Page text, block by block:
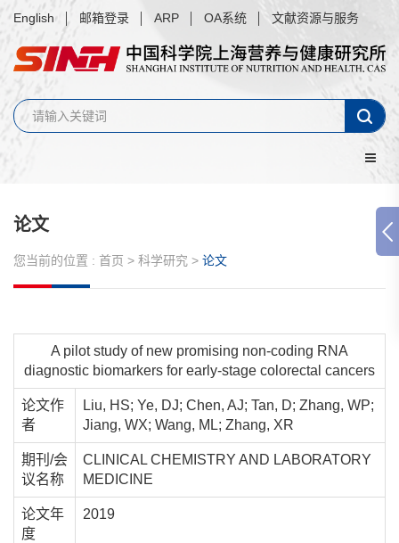
English 邮箱登录 ARP OA系统 文献资源与服务
论文
您当前的位置 : 首页 > 科学研究 > 论文
A pilot study of new promising non-coding RNA
diagnostic biomarkers for early-stage colorectal cancers
论文作
者
Liu, HS; Ye, DJ; Chen, AJ; Tan, D; Zhang, WP;
Jiang, WX; Wang, ML; Zhang, XR
期刊/会
议名称
CLINICAL CHEMISTRY AND LABORATORY
MEDICINE
论文年
度
2019